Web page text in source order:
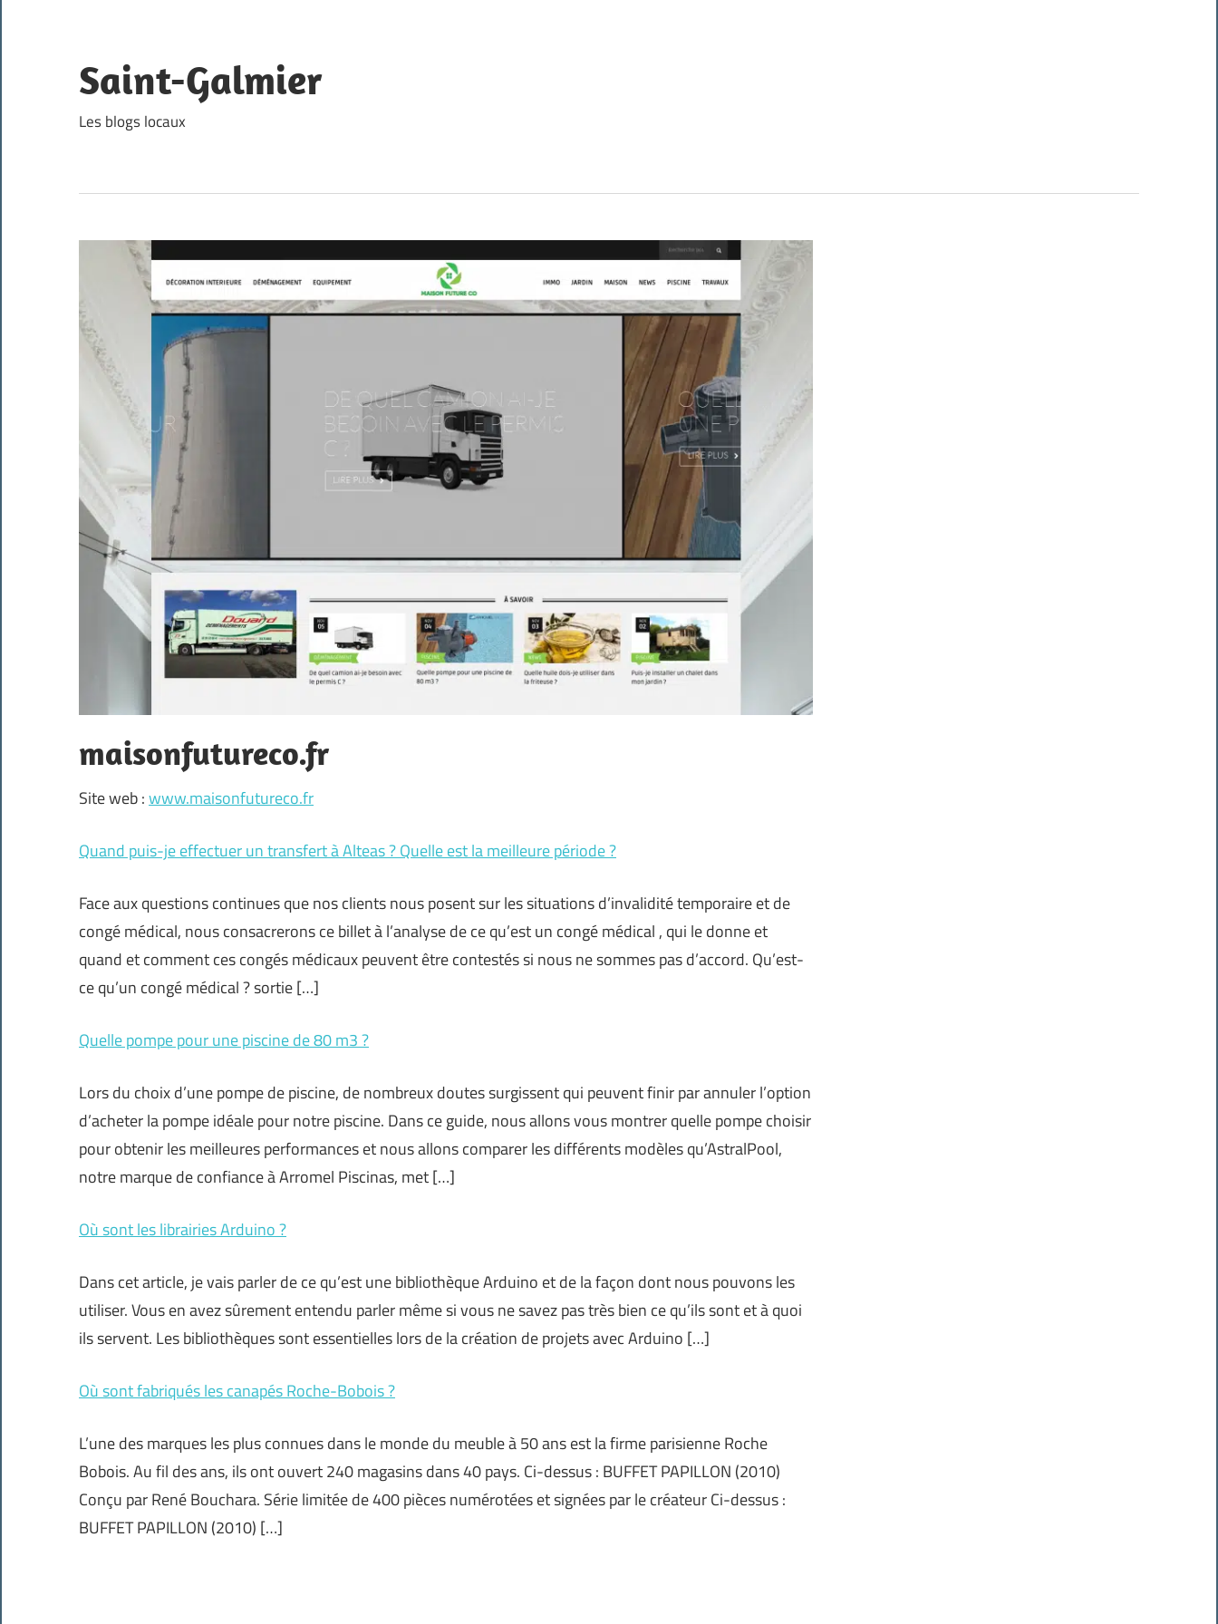
content
Saint-Galmier
Les blogs locaux
maisonfutureco.fr
Site web :www.maisonfutureco.fr
Quand puis-je effectuer un transfert à Alteas ? Quelle est la meilleure période ?
Face aux questions continues que nos clients nous posent sur les situations d’invalidité temporaire et de
congé médical, nous consacrerons ce billet à l’analyse de ce qu’est un congé médical , qui le donne et
quand et comment ces congés médicaux peuvent être contestés si nous ne sommes pas d’accord. Qu’est-
ce qu’un congé médical ? sortie […]
Quelle pompe pour une piscine de 80 m3 ?
Lors du choix d’une pompe de piscine, de nombreux doutes surgissent qui peuvent finir par annuler l’option
d’acheter la pompe idéale pour notre piscine. Dans ce guide, nous allons vous montrer quelle pompe choisir
pour obtenir les meilleures performances et nous allons comparer les différents modèles qu’AstralPool,
notre marque de confiance à Arromel Piscinas, met […]
Où sont les librairies Arduino ?
Dans cet article, je vais parler de ce qu’est une bibliothèque Arduino et de la façon dont nous pouvons les
utiliser. Vous en avez sûrement entendu parler même si vous ne savez pas très bien ce qu’ils sont et à quoi
ils servent. Les bibliothèques sont essentielles lors de la création de projets avec Arduino […]
Où sont fabriqués les canapés Roche-Bobois ?
L’une des marques les plus connues dans le monde du meuble à 50 ans est la firme parisienne Roche
Bobois. Au fil des ans, ils ont ouvert 240 magasins dans 40 pays. Ci-dessus : BUFFET PAPILLON (2010)
Conçu par René Bouchara. Série limitée de 400 pièces numérotées et signées par le créateur Ci-dessus :
BUFFET PAPILLON (2010) […]